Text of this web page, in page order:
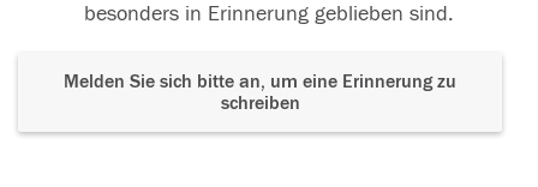
besonders in Erinnerung geblieben sind.
Melden Sie sich bitte an, um eine Erinnerung zu
schreiben